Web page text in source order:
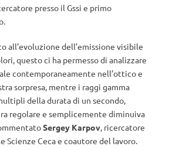
presso il Gssi e primo
all’evoluzione dell’emissione visibile
questo ci ha permesso di analizzare
contemporaneamente nell’ottico e
sorpresa, mentre i raggi gamma
della durata di un secondo,
regolare e semplicemente diminuiva
Sergey Karpov, ricercatore
Scienze Ceca e coautore del lavoro.